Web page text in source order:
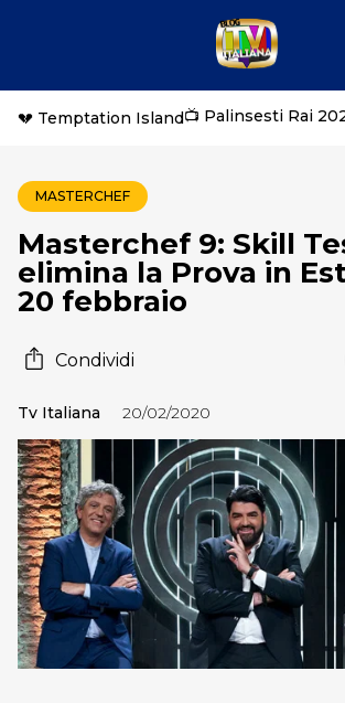
💔 Temptation Island📺 Palinsesti Rai
MASTERCHEF
Masterchef 9: Skill
elimina la Prova in
20 febbraio
Condividi
Tv Italiana 20/02/2020